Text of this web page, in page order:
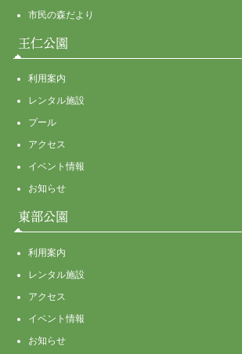
市民の森だより
王仁公園
利用案内
レンタル施設
プール
アクセス
イベント情報
お知らせ
東部公園
利用案内
レンタル施設
アクセス
イベント情報
お知らせ